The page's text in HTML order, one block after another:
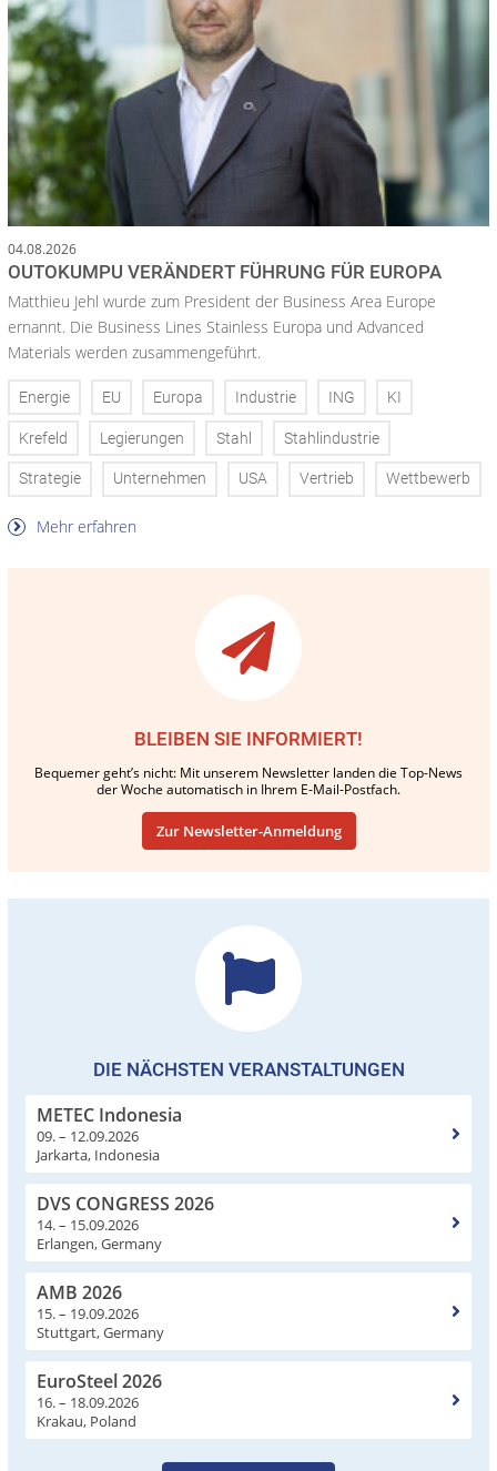
04.08.2026
OUTOKUMPU VERÄNDERT FÜHRUNG FÜR EUROPA
Matthieu Jehl wurde zum President der Business Area Europe
ernannt. Die Business Lines Stainless Europa und Advanced
Materials werden zusammengeführt.
Energie EU Europa Industrie ING KI
Krefeld Legierungen Stahl Stahlindustrie
Strategie Unternehmen USA Vertrieb Wettbewerb
Mehr erfahren
BLEIBEN SIE INFORMIERT!
Bequemer geht’s nicht: Mit unserem Newsletter landen die Top-News
der Woche automatisch in Ihrem E-Mail-Postfach.
Zur Newsletter-Anmeldung
DIE NÄCHSTEN VERANSTALTUNGEN
METEC Indonesia
09. – 12.09.2026
Jarkarta, Indonesia
DVS CONGRESS 2026
14. – 15.09.2026
Erlangen, Germany
AMB 2026
15. – 19.09.2026
Stuttgart, Germany
EuroSteel 2026
16. – 18.09.2026
Krakau, Poland